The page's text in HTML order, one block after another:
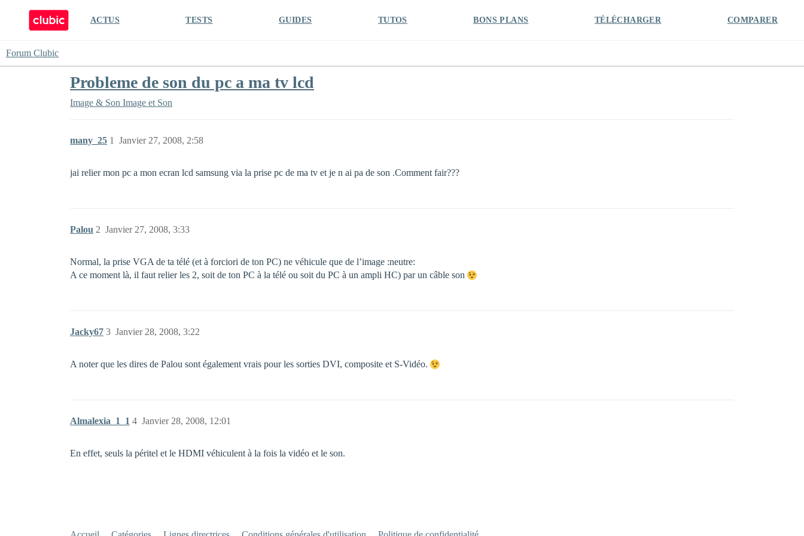
ACTUS TESTS GUIDES TUTOS BONS PLANS TÉLÉCHARGER COMPARER
Forum Clubic
Probleme de son du pc a ma tv lcd
Image & Son Image et Son
many_25 Janvier 27, 2008, 2:58
1
jai relier mon pc a mon ecran lcd samsung via la prise pc de ma tv et je n ai pa de son .Comment fair???
Palou Janvier 27, 2008, 3:33
2
Normal, la prise VGA de ta télé (et à forciori de ton PC) ne véhicule que de l’image :neutre:
A ce moment là, il faut relier les 2, soit de ton PC à la télé ou soit du PC à un ampli HC) par un câble son
Jacky67 Janvier 28, 2008, 3:22
3
A noter que les dires de Palou sont également vrais pour les sorties DVI, composite et S-Vidéo.
Almalexia_1_1 Janvier 28, 2008, 12:01
4
En effet, seuls la péritel et le HDMI véhiculent à la fois la vidéo et le son.